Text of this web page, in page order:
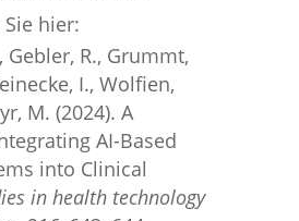
hier:
Gebler, R., Grummt,
I., Wolfien,
M. (2024). A
AI-Based
into Clinical
in health technology